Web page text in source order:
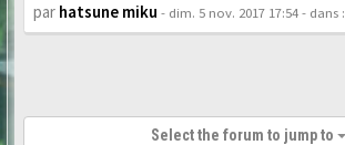
par hatsune miku - dim. 5 nov. 2017 17:54- dans :
Select the forum to jump to